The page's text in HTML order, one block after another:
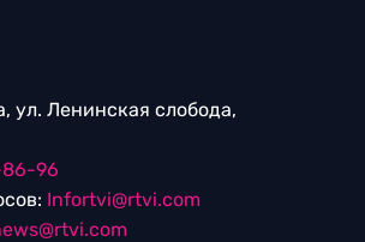
ул. Ленинская слобода,
86-96
Infortvi@rtvi.com